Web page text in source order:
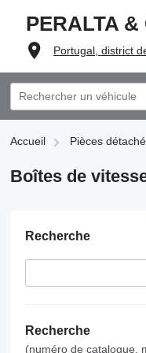
PERALTA &
Portugal, district
Accueil Pièces
Boîtes de
Recherche
Recherche
(numéro de catalogue,